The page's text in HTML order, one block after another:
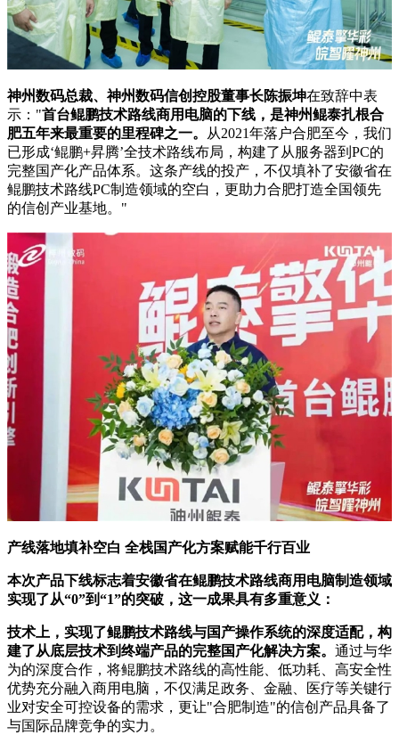
神州数码总裁、神州数码信创控股董事长陈振坤在致辞中表
示："首台鲲鹏技术路线商用电脑的下线，是神州鲲泰扎根合
肥五年来最重要的里程碑之一。 从2021年落户合肥至今，我们
已形成‘鲲鹏+昇腾’全技术路线布局，构建了从服务器到PC的
完整国产化产品体系。这条产线的投产，不仅填补了安徽省在
鲲鹏技术路线PC制造领域的空白，更助力合肥打造全国领先
的信创产业基地。"
产线落地填补空白 全栈国产化方案赋能千行百业
本次产品下线标志着安徽省在鲲鹏技术路线商用电脑制造领域
实现了从“0”到“1”的突破，这一成果具有多重意义：
技术上，实现了鲲鹏技术路线与国产操作系统的深度适配，构
建了从底层技术到终端产品的完整国产化解决方案。 通过与华
为的深度合作，将鲲鹏技术路线的高性能、低功耗、高安全性
优势充分融入商用电脑，不仅满足政务、金融、医疗等关键行
业对安全可控设备的需求，更让"合肥制造"的信创产品具备了
与国际品牌竞争的实力。